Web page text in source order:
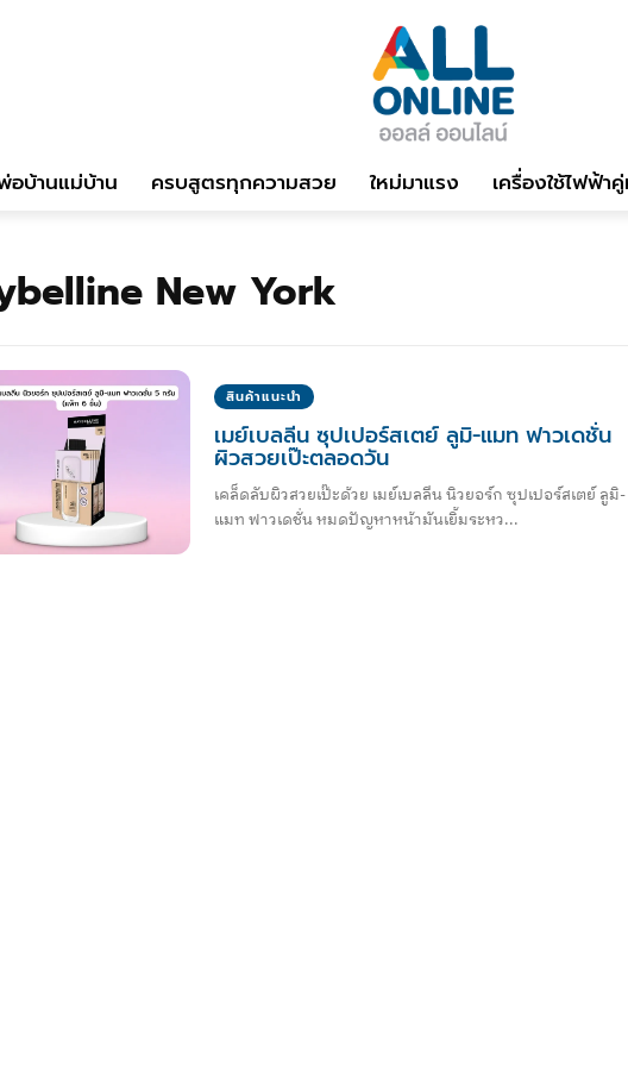
อบ้านแม่บ้าน ครบสูตรทุกความสวย ใหม่มาแรง เครื่องใช้ไฟฟ้า
New York
สินค้าแนะนำ
เมย์เบลลีน ซุปเปอร์สเตย์ ลูมิ-แมท ฟาวเดชั่น
ผิวสวยเป๊ะตลอดวัน
เคล็ดลับผิวสวยเป๊ะด้วย เมย์เบลลีน นิวยอร์ก ซุปเปอร์สเตย์ ลูมิ-
แมท ฟาวเดชั่น หมดปัญหาหน้ามันเยิ้มระหว...